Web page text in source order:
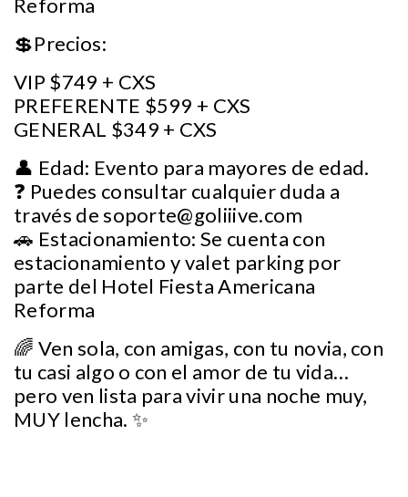
Reforma
💲Precios:
VIP $749 + CXS
PREFERENTE $599 + CXS
GENERAL $349 + CXS
👤 Edad: Evento para mayores de edad.
❓ Puedes consultar cualquier duda a
través desoporte@goliiive.com
🚗 Estacionamiento: Se cuenta con
estacionamiento y valet parking por
parte del Hotel Fiesta Americana
Reforma
🌈 Ven sola, con amigas, con tu novia, con
tu casi algo o con el amor de tu vida…
pero ven lista para vivir una noche muy,
MUY lencha. ✨